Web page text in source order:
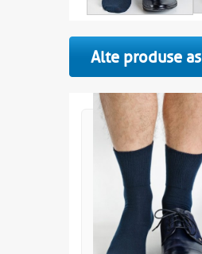
Alte produse